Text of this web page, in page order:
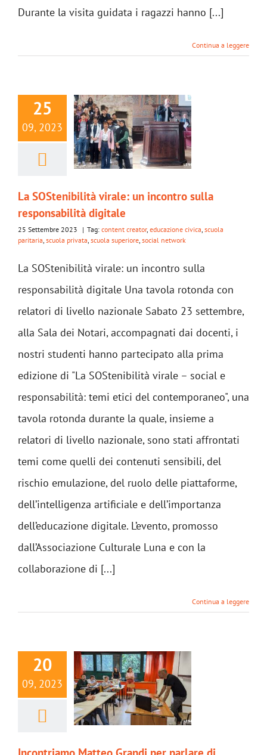
Durante la visita guidata i ragazzi hanno [...]
Continua a leggere
25
09, 2023
La SOStenibilità virale: un incontro sulla
responsabilità digitale
25 Settembre 2023 | Tag: content creator, educazione civica scuola
paritaria scuola privata scuola superiore social network
La SOStenibilità virale: un incontro sulla
responsabilità digitale Una tavola rotonda con
relatori di livello nazionale Sabato 23 settembre,
alla Sala dei Notari, accompagnati dai docenti, i
nostri studenti hanno partecipato alla prima
edizione di "La SOStenibilità virale – social e
responsabilità: temi etici del contemporaneo", una
tavola rotonda durante la quale, insieme a
relatori di livello nazionale, sono stati affrontati
temi come quelli dei contenuti sensibili, del
rischio emulazione, del ruolo delle piattaforme,
dell’intelligenza artificiale e dell’importanza
dell’educazione digitale. L’evento, promosso
dall’Associazione Culturale Luna e con la
collaborazione di [...]
Continua a leggere
20
09, 2023